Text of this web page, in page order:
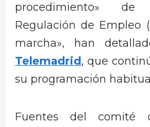
procedimiento»
Regulación de Empleo
marcha», han
Telemadrid , que
su programación
Fuentes del comité